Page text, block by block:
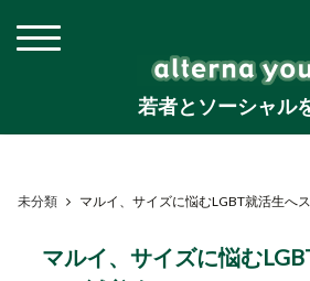
若者とソーシャル
未分類 マルイ、サイズに悩むLGBT就活生へ
マルイ、サイズに悩む